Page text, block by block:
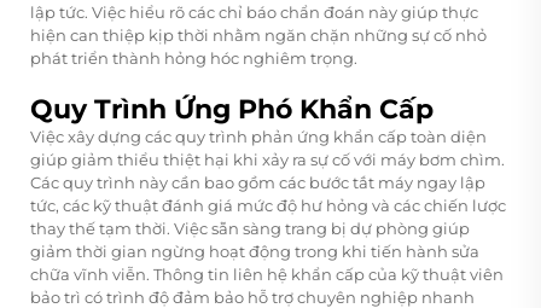
lập tức. Việc hiểu rõ các chỉ báo chẩn đoán này giúp thực
hiện can thiệp kịp thời nhằm ngăn chặn những sự cố nhỏ
phát triển thành hỏng hóc nghiêm trọng.
Quy Trình Ứng Phó Khẩn Cấp
Việc xây dựng các quy trình phản ứng khẩn cấp toàn diện
giúp giảm thiểu thiệt hại khi xảy ra sự cố với máy bơm chìm.
Các quy trình này cần bao gồm các bước tắt máy ngay lập
tức, các kỹ thuật đánh giá mức độ hư hỏng và các chiến lược
thay thế tạm thời. Việc sẵn sàng trang bị dự phòng giúp
giảm thời gian ngừng hoạt động trong khi tiến hành sửa
chữa vĩnh viễn. Thông tin liên hệ khẩn cấp của kỹ thuật viên
bảo trì có trình độ đảm bảo hỗ trợ chuyên nghiệp nhanh